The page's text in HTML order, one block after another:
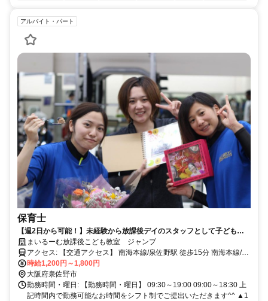
アルバイト・パート
保育士
【週2日から可能！】未経験から放課後デイのスタッフとして子どもた
ちと一緒に働ける環境です^^
まいるーむ放課後こども教室 ジャンプ
アクセス: 【交通アクセス】 南海本線/泉佐野駅 徒歩15分 南海本線/井
原里駅より徒歩15分
時給1,200円～1,800円
大阪府泉佐野市
勤務時間・曜日: 【勤務時間・曜日】 09:30～19:00 09:00～18:30 上
記時間内で勤務可能なお時間をシフト制でご提出いただきます^^ ▲1